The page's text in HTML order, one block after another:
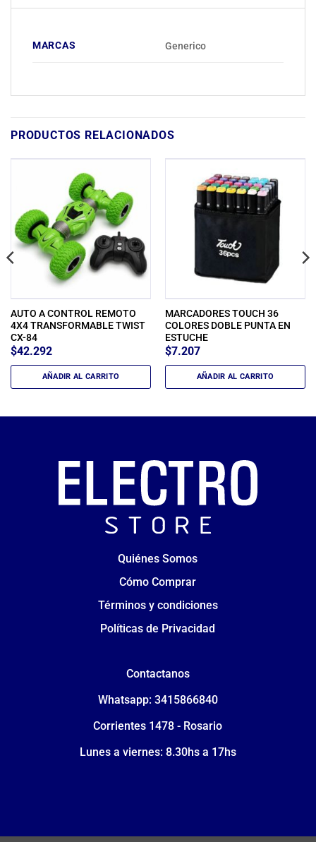
MARCAS Generico
PRODUCTOS RELACIONADOS
AUTO A CONTROL REMOTO
4X4 TRANSFORMABLE TWIST
CX-84
$42.292
AÑADIR AL CARRITO
MARCADORES TOUCH 36
COLORES DOBLE PUNTA EN
ESTUCHE
$7.207
AÑADIR AL CARRITO
Quiénes Somos
Cómo Comprar
Términos y condiciones
Políticas de Privacidad
Contactanos
Whatsapp: 3415866840
Corrientes 1478 - Rosario
Lunes a viernes: 8.30hs a 17hs